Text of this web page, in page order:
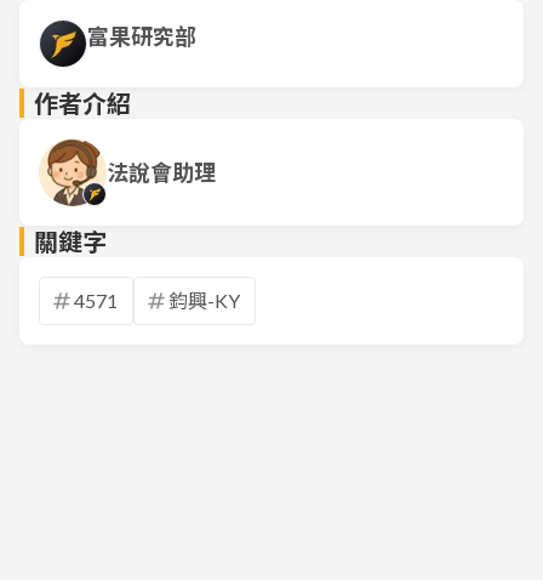
富果研究部
作者介紹
法說會助理
關鍵字
4571 鈞興-KY